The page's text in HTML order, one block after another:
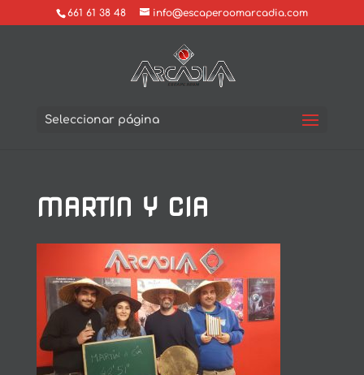
661 61 38 48 info@escaperoomarcadia.com
Seleccionar página
MARTIN Y CIA